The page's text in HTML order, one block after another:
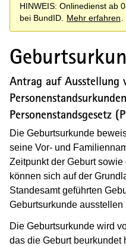
HINWEIS: Onlinedienst ab
bei BundID.
Mehr erfahren
Antrag auf Ausstellung
Personenstandsgesetz
Die Geburtsurkunde
seine Vor- und
Zeitpunkt der Geburt
können sich auf der
Standesamt geführten
Geburtsurkunde ausstellen
Die Geburtsurkunde wird
das die Geburt beurkundet